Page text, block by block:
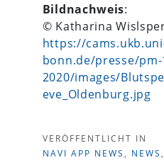
Bildnachweis:
© Katharina
https://
bonn.de/presse/pm-
2020/images/
eve_Oldenburg.jpg
VERÖFFENTLICHT IN
NAVI APP NEWS , NEWS ,